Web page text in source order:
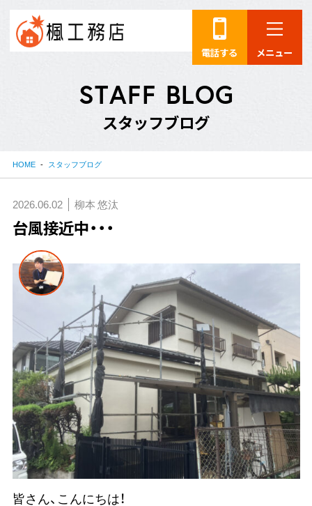
電話する メニュー
STAFF BLOG
スタッフブログ
HOME スタッフブログ
2026.06.02 柳本 悠汰
台風接近中・・・
皆さん、こんにちは！